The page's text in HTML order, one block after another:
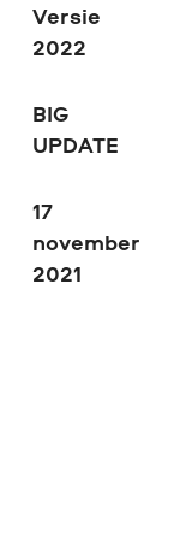
Versie
2022
BIG
UPDATE
17
november
2021